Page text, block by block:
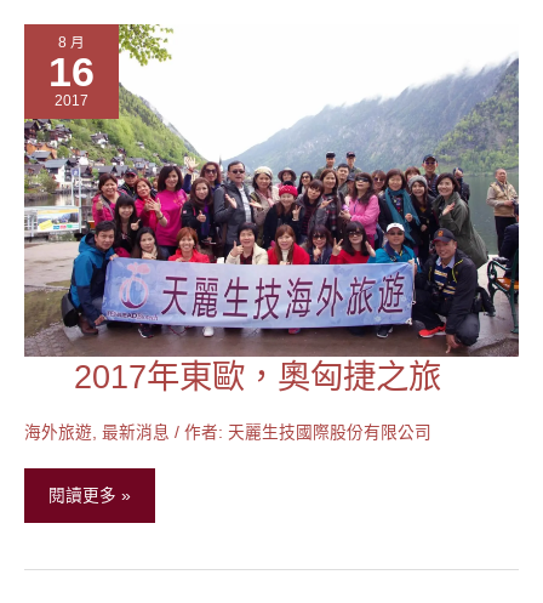
教
院
8 月
16
2017
2017年東歐，奧匈捷之旅
海外旅遊 最新消息 / 作者: 天麗生技國際股份有限公司
2017
東
奧
匈
閱讀更多 »